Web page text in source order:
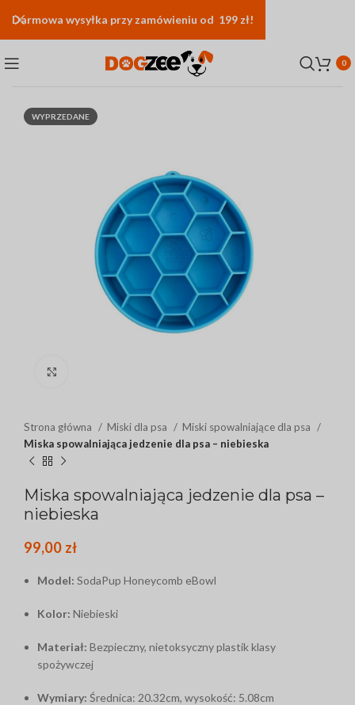
0
WYPRZEDANE
Strona główna Miski dla psa
Miski spowalniające dla psa
Miska spowalniająca jedzenie dla psa – niebieska
Miska spowalniająca jedzenie dla psa –
niebieska
99,00 zł
Model: SodaPup Honeycomb eBowl
Kolor: Niebieski
Materiał: Bezpieczny, nietoksyczny plastik klasy
spożywczej
Wymiary: Średnica: 20.32cm, wysokość: 5.08cm
Darmowa wysyłka przy zamówieniu od 199 zł!